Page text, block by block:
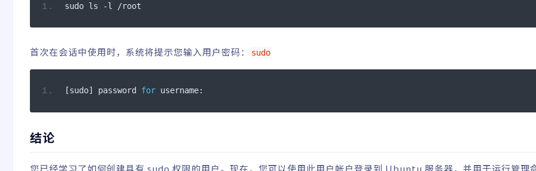
sudo ls -l /root
首次在会话中使用时，系统将提示您输入用户密码： sudo
[sudo] password for username:
结论
您已经学习了如何创建具有 sudo 权限的用户。现在，您可以使用此用户帐户登录到 Ubuntu 服务器，并用于运行管理命